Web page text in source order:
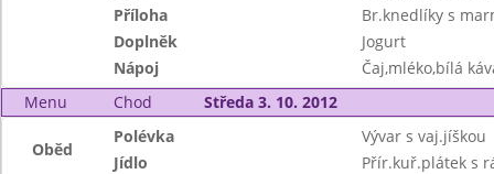
Příloha
Br.knedlíky s
Doplněk
Jogurt
Nápoj
Čaj,mléko,bílá
Menu
Chod Středa 3. 10. 2012
Oběd
Polévka
Vývar s vaj.jíškou
Jídlo
Přír.kuř.plátek s